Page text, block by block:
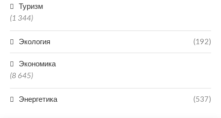
Туризм
(1 344)
Экология (192)
Экономика
(8 645)
Энергетика (537)